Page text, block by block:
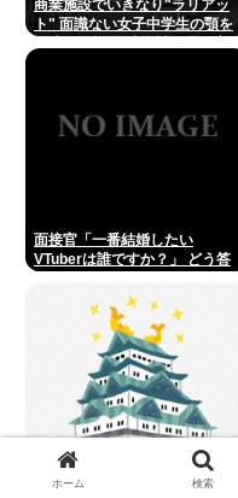
商業施設でいきなり"ラリアッ
ト" 面識ない女子中学生の顎を
面接官「一番結婚したい
VTuberは誰ですか？」 どう答
【OP2ch】名古屋が飯まずいと
ホーム 検索